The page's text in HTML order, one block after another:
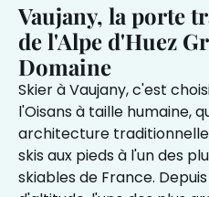
Vaujany, la porte
de l'Alpe d'Huez
Domaine
Skier à Vaujany, c'est
l'Oisans à taille humaine,
architecture
skis aux pieds à l'un des
skiables de France.